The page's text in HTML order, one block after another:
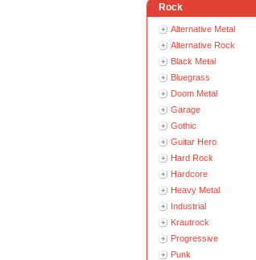
Rock
Alternative Metal
Alternative Rock
Black Metal
Bluegrass
Doom Metal
Garage
Gothic
Guitar Hero
Hard Rock
Hardcore
Heavy Metal
Industrial
Krautrock
Progressive
Punk